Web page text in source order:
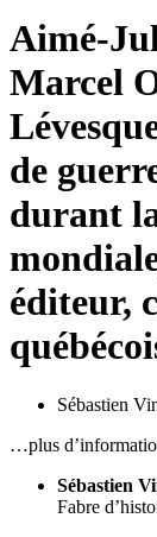
Aimé-
Marcel
de
durant
éditeur,
Sébastien
…plus
Sébastien
Fabre